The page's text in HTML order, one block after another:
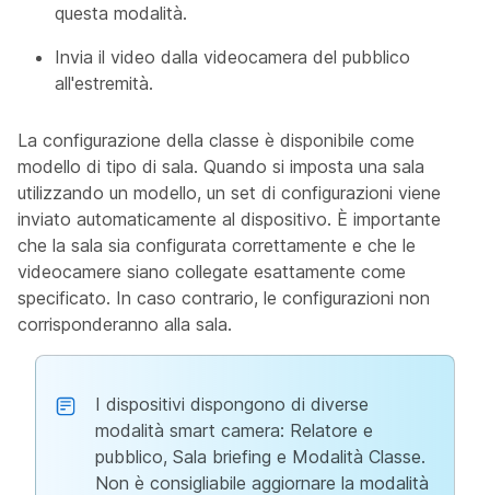
questa modalità.
Invia il video dalla videocamera del pubblico
all'estremità.
La configurazione della classe è disponibile come
modello di tipo di sala. Quando si imposta una sala
utilizzando un modello, un set di configurazioni viene
inviato automaticamente al dispositivo. È importante
che la sala sia configurata correttamente e che le
videocamere siano collegate esattamente come
specificato. In caso contrario, le configurazioni non
corrisponderanno alla sala.
I dispositivi dispongono di diverse
modalità smart camera: Relatore e
pubblico, Sala briefing e Modalità Classe.
Non è consigliabile aggiornare la modalità